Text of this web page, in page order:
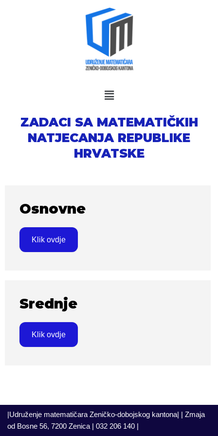
ZADACI SA MATEMATIČKIH
NATJECANJA REPUBLIKE
HRVATSKE
Osnovne
Klik ovdje
Srednje
Klik ovdje
|Udruženje matematičara Zeničko-dobojskog kantona| | Zmaja
od Bosne 56, 7200 Zenica | 032 206 140 |